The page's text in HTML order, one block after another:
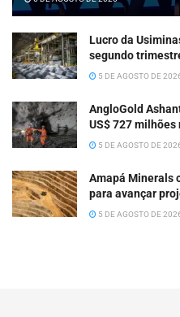
Lucro da
segundo
5 DE AGOSTO DE
AngloGold
US$ 727
5 DE AGOSTO DE
Amapá Minerals
para avançar
5 DE AGOSTO DE